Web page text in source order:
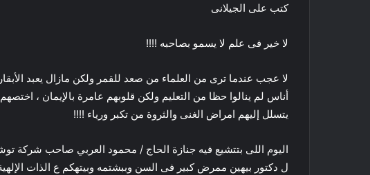
كتب على الجيلانى
لا خير فى علم لا يسمو بصاحبه !!!!
لا عجب عندما ترى من العلماء من صعد للقمر ولكن مازال يعبد
أناس لم ينالوا حظا من التعليم ولكن قلوبهم عامرة بالإيمان ،
يتسلل إليهم امراض الغنى والثروة من تكبر ورياء !!!!
اليوم اللى بتتشيع فيه جنازة الحاج / محمود العربي صاحب شركة
ل دكتور بيهين ممرض كبير فى السن وببشتمه وبيتهكم ع الذات